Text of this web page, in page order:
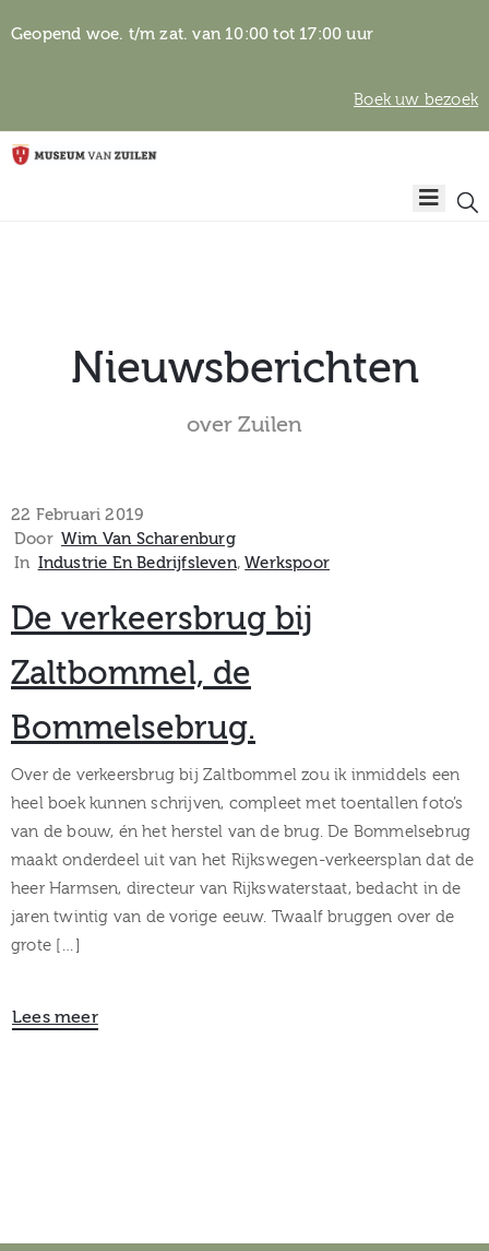
Geopend woe. t/m zat. van 10:00 tot 17:00 uur
Boek uw bezoek
Home
Activiteiten
Verhalen
over
Zuilen
Collectie
Nieuwsberichten
over Zuilen
22 Februari 2019
Door Wim Van Scharenburg
In Industrie En Bedrijfsleven‚Werkspoor
De verkeersbrug bij
Zaltbommel, de
Bommelsebrug.
Over de verkeersbrug bij Zaltbommel zou ik inmiddels een
heel boek kunnen schrijven, compleet met toentallen foto’s
van de bouw, én het herstel van de brug. De Bommelsebrug
maakt onderdeel uit van het Rijkswegen-verkeersplan dat de
heer Harmsen, directeur van Rijkswaterstaat, bedacht in de
jaren twintig van de vorige eeuw. Twaalf bruggen over de
grote […]
Lees meer
Algemene